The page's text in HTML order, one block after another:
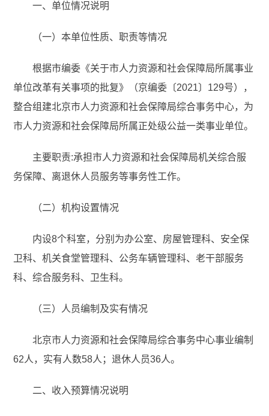
一、单位情况说明
（一）本单位性质、职责等情况
根据市编委《关于市人力资源和社会保障局所属事业
单位改革有关事项的批复》（京编委〔2021〕129号），
整合组建北京市人力资源和社会保障局综合事务中心，为
市人力资源和社会保障局所属正处级公益一类事业单位。
主要职责:承担市人力资源和社会保障局机关综合服
务保障、离退休人员服务等事务性工作。
（二）机构设置情况
内设8个科室，分别为办公室、房屋管理科、安全保
卫科、机关食堂管理科、公务车辆管理科、老干部服务
科、综合服务科、卫生科。
（三）人员编制及实有情况
北京市人力资源和社会保障局综合事务中心事业编制
62人，实有人数58人；退休人员36人。
二、收入预算情况说明